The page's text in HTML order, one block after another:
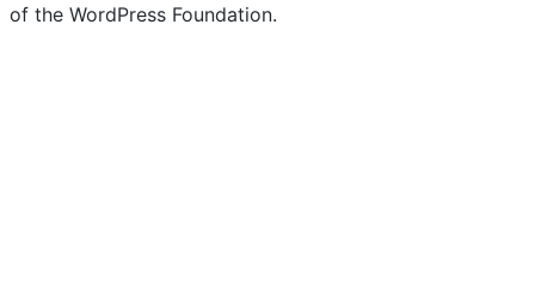
of the WordPress Foundation.